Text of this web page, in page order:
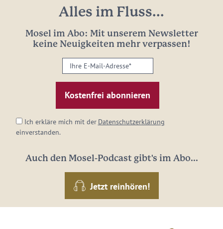
Alles im Fluss...
Mosel im Abo: Mit unserem Newsletter
keine Neuigkeiten mehr verpassen!
Ihre
E-
Mail-
Adresse:
Ich erkläre mich mit der Datenschutzerklärung
einverstanden.
Auch den Mosel-Podcast gibt's im Abo...
Jetzt reinhören!